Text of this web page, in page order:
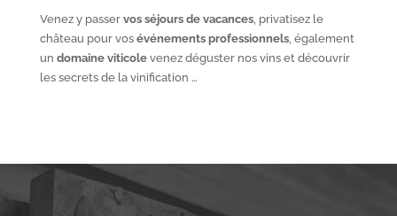
Venez y passer vos séjours de vacances, privatisez le
château pour vos événements professionnels, également
un domaine viticolevenez déguster nos vins et découvrir
les secrets de la vinification …